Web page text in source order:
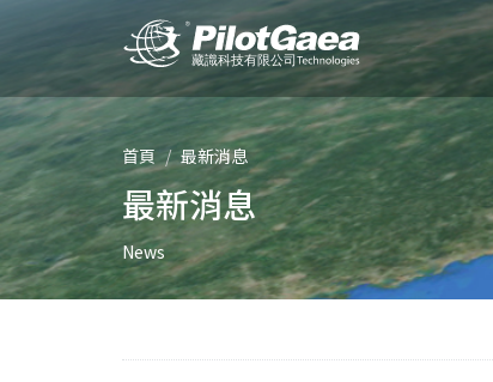
首頁 最新消息
最新消息
News